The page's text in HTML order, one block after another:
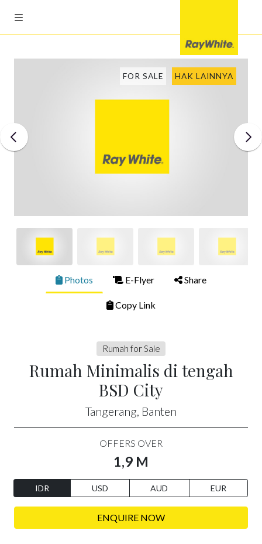
FOR SALE HAK LAINNYA
Photos E-Flyer Share
Copy Link
Rumah for Sale
Rumah Minimalis di tengah
BSD City
Tangerang, Banten
OFFERS OVER
1,9 M
IDR USD AUD EUR
ENQUIRE NOW